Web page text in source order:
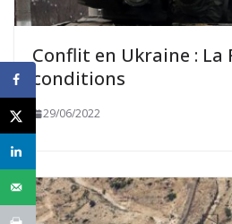
Conflit en Ukraine : La
conditions
29/06/2022